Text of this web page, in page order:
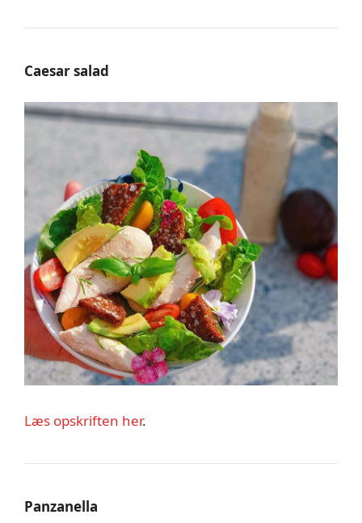
Caesar salad
Læs opskriften her.
Panzanella